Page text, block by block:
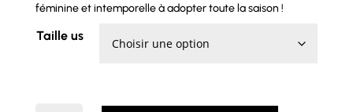
féminine et intemporelle à adopter toute la saison !
Taille us